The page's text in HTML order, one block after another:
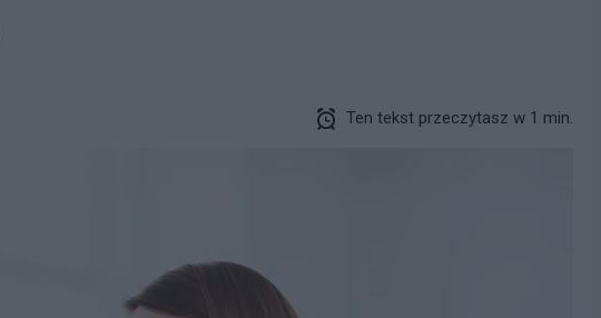
Ten tekst przeczytasz w 1 min.